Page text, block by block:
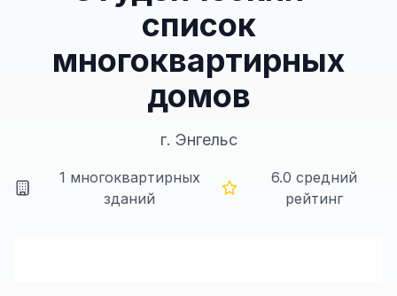
список
многоквартирных
домов
г. Энгельс
1 многоквартирных
зданий
6.0 средний
рейтинг